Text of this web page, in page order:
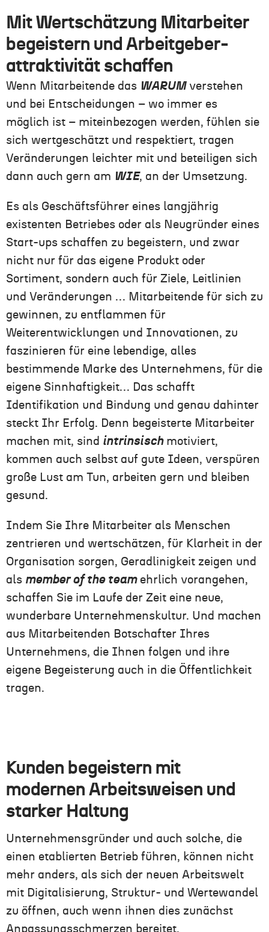
Mit Wertschätzung Mitarbeiter
begeistern und Arbeitgeber-
attraktivität schaffen
Wenn Mitarbeitende das WARUMverstehen
und bei Entscheidungen – wo immer es
möglich ist – miteinbezogen werden, fühlen sie
sich wertgeschätzt und respektiert, tragen
Veränderungen leichter mit und beteiligen sich
dann auch gern am WIE, an der Umsetzung.
Es als Geschäftsführer eines langjährig
existenten Betriebes oder als Neugründer eines
Start-ups schaffen zu begeistern, und zwar
nicht nur für das eigene Produkt oder
Sortiment, sondern auch für Ziele, Leitlinien
und Veränderungen … Mitarbeitende für sich zu
gewinnen, zu entflammen für
Weiterentwicklungen und Innovationen, zu
faszinieren für eine lebendige, alles
bestimmende Marke des Unternehmens, für die
eigene Sinnhaftigkeit… Das schafft
Identifikation und Bindung und genau dahinter
steckt Ihr Erfolg. Denn begeisterte Mitarbeiter
machen mit, sind intrinsischmotiviert,
kommen auch selbst auf gute Ideen, verspüren
große Lust am Tun, arbeiten gern und bleiben
gesund.
Indem Sie Ihre Mitarbeiter als Menschen
zentrieren und wertschätzen, für Klarheit in der
Organisation sorgen, Geradlinigkeit zeigen und
als member of the teamehrlich vorangehen,
schaffen Sie im Laufe der Zeit eine neue,
wunderbare Unternehmenskultur. Und machen
aus Mitarbeitenden Botschafter Ihres
Unternehmens, die Ihnen folgen und ihre
eigene Begeisterung auch in die Öffentlichkeit
tragen.
Kunden begeistern mit
modernen Arbeitsweisen und
starker Haltung
Unternehmensgründer und auch solche, die
einen etablierten Betrieb führen, können nicht
mehr anders, als sich der neuen Arbeitswelt
mit Digitalisierung, Struktur- und Wertewandel
zu öffnen, auch wenn ihnen dies zunächst
Anpassungsschmerzen bereitet.